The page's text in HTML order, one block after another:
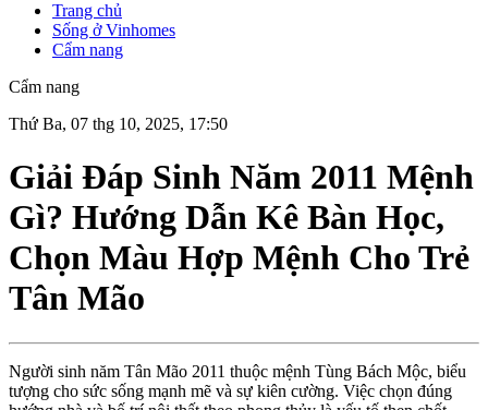
Trang chủ
Sống ở Vinhomes
Cẩm nang
Cẩm nang
Thứ Ba, 07 thg 10, 2025, 17:50
Giải Đáp Sinh Năm 2011 Mệnh
Gì? Hướng Dẫn Kê Bàn Học,
Chọn Màu Hợp Mệnh Cho Trẻ
Tân Mão
Người sinh năm Tân Mão 2011 thuộc mệnh Tùng Bách Mộc, biểu
tượng cho sức sống mạnh mẽ và sự kiên cường. Việc chọn đúng